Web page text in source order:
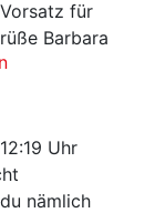
für
Barbara
Uhr
nämlich